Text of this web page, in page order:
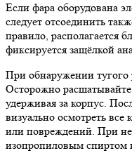
Если фара оборудована
следует отсоединить
правило, располагается
фиксируется защёлкой
При обнаружении тугого
Осторожно
удерживая за корпус.
визуально осмотреть все
или повреждений. При
изопропиловым спиртом